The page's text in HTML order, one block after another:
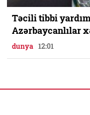
Təcili tibbi yardım
Azərbaycanlılar
dunya 12:01